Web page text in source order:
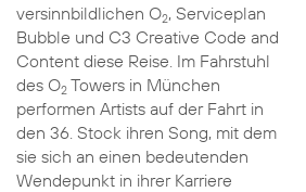
versinnbildlichen O2, Serviceplan
Bubble und C3 Creative Code and
Content diese Reise. Im Fahrstuhl
des O2Towers in München
performen Artists auf der Fahrt in
den 36. Stock ihren Song, mit dem
sie sich an einen bedeutenden
Wendepunkt in ihrer Karriere